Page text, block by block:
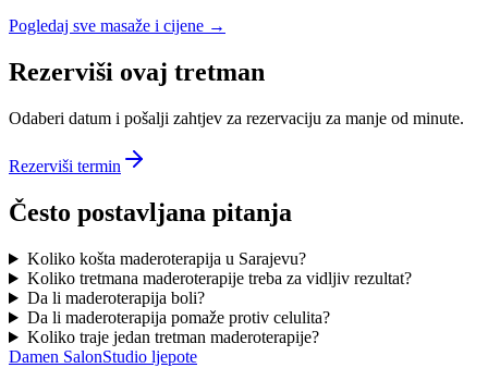
Pogledaj sve masaže i cijene →
Rezerviši ovaj tretman
Odaberi datum i pošalji zahtjev za rezervaciju za manje od minute.
Rezerviši termin
Često postavljana pitanja
Koliko košta maderoterapija u Sarajevu?
Koliko tretmana maderoterapije treba za vidljiv rezultat?
Da li maderoterapija boli?
Da li maderoterapija pomaže protiv celulita?
Koliko traje jedan tretman maderoterapije?
Damen SalonStudio ljepote